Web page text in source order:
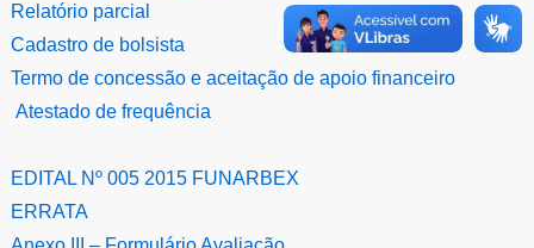
Relatório parcial
Cadastro de bolsista
Termo de concessão e aceitação de apoio financeiro
Atestado de frequência
EDITAL Nº 005 2015 FUNARBEX
ERRATA